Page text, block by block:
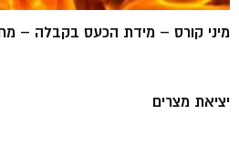
מיני קורס – מידת הכעס בקבלה –
יציאת מצרים